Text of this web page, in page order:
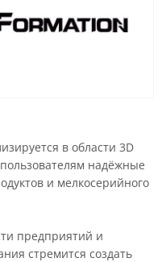
в области 3D
надёжные
и мелкосерийного
предприятий и
стремится создать